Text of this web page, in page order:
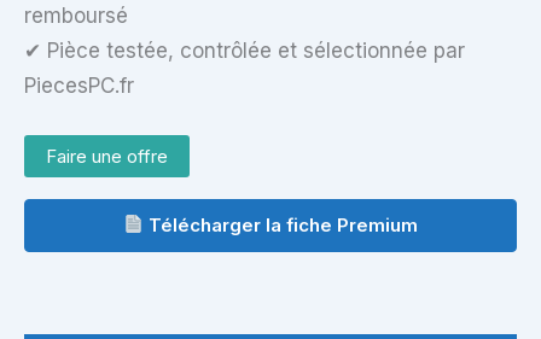
remboursé
✔ Pièce testée, contrôlée et sélectionnée par
PiecesPC.fr
Faire une offre
Télécharger la fiche Premium